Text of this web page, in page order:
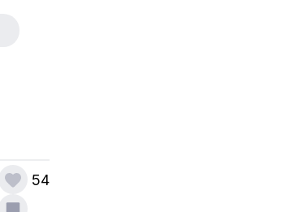
54